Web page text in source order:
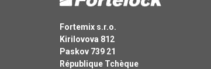
Fortemix s.r.o.
Kirilovova 812
Paskov 739 21
République Tchèque